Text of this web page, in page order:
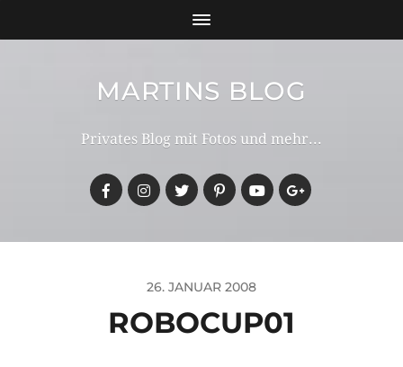
MARTINS BLOG
Privates Blog mit Fotos und mehr...
26. JANUAR 2008
ROBOCUP01